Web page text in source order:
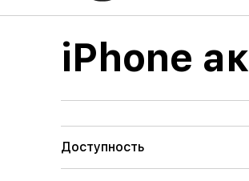
iPhone
Доступность